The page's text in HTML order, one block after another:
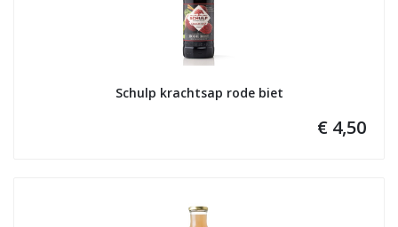
Schulp krachtsap rode biet
€ 4,50